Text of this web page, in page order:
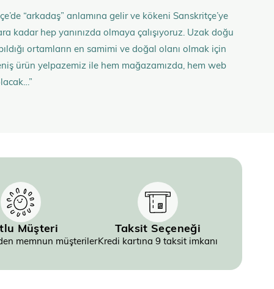
“arkadaş” anlamına gelir ve kökeni Sanskritçe’ye
kadar hep yanınızda olmaya çalışıyoruz. Uzak doğu
ortamların en samimi ve doğal olanı olmak için
ürün yelpazemiz ile hem mağazamızda, hem web
Müşteri
memnun müşteriler
Taksit Seçeneği
Kredi kartına 9 taksit imkanı